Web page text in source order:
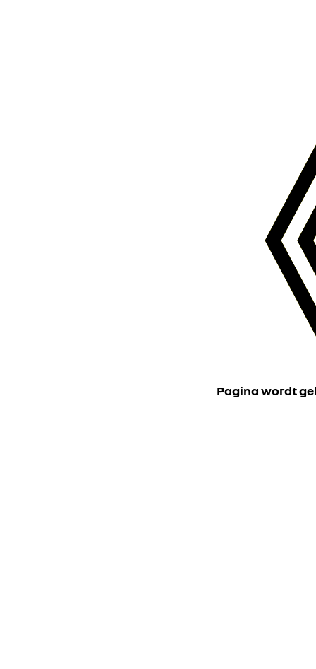
Pagina wordt